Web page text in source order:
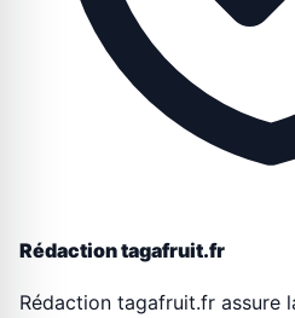
Rédaction tagafruit.fr
Rédaction tagafruit.fr assure